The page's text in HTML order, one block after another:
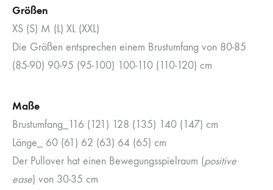
Größen
XS (S) M (L) XL (XXL)
Die Größen entsprechen einem Brustumfang von 80-85
(85-90) 90-95 (95-100) 100-110 (110-120) cm
Maße
Brustumfang_116 (121) 128 (135) 140 (147) cm
Länge_ 60 (61) 62 (63) 64 (65) cm
Der Pullover hat einen Bewegungsspielraum (positive
ease) von 30-35 cm